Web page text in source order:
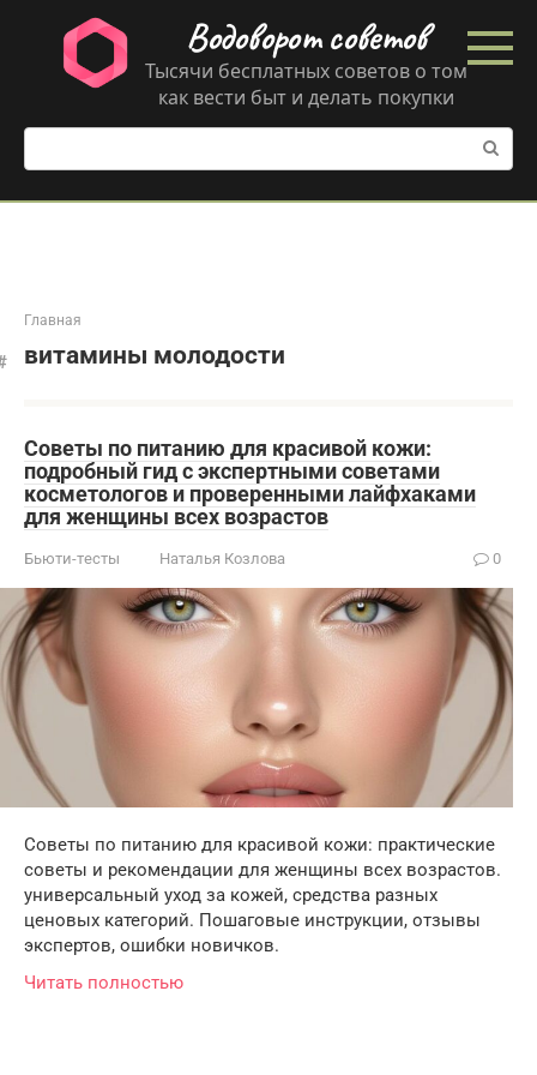
контенту
Водоворот советов
Тысячи бесплатных советов о том
как вести быт и делать покупки
Поиск:
Главная
витамины молодости
Советы по питанию для красивой кожи:
подробный гид с экспертными советами
косметологов и проверенными лайфхаками
для женщины всех возрастов
Бьюти-тесты Наталья Козлова 0
Советы по питанию для красивой кожи: практические
советы и рекомендации для женщины всех возрастов.
универсальный уход за кожей, средства разных
ценовых категорий. Пошаговые инструкции, отзывы
экспертов, ошибки новичков.
Читать полностью